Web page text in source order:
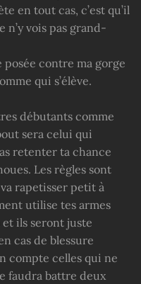
en tout cas, c’est qu’il
n’y vois pas grand-
posée contre ma gorge
qui s’élève.
débutants comme
sera celui qui
retenter ta chance
Les règles sont
rapetisser petit à
utilise tes armes
ils seront juste
cas de blessure
compte celles qui ne
faudra battre deux